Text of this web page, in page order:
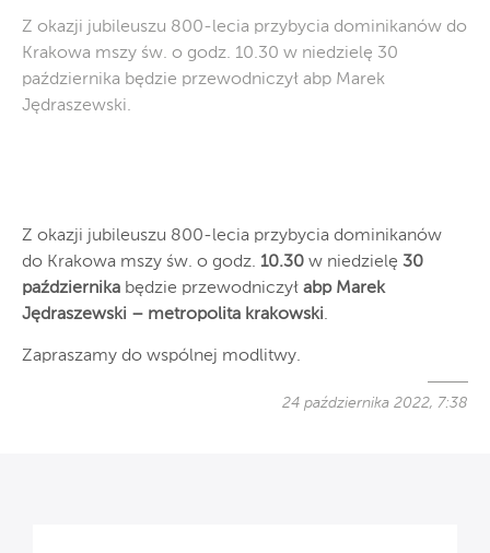
Z okazji jubileuszu 800-lecia przybycia dominikanów do
Krakowa mszy św. o godz. 10.30 w niedzielę 30
października będzie przewodniczył abp Marek
Jędraszewski.
Z okazji jubileuszu 800-lecia przybycia dominikanów
do Krakowa mszy św. o godz. 10.30 w niedzielę 30
października będzie przewodniczył abp Marek
Jędraszewski – metropolita krakowski.
Zapraszamy do wspólnej modlitwy.
24 października 2022, 7:38